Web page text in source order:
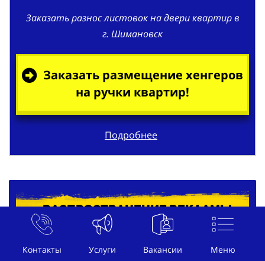
Контакты Услуги Вакансии Меню
Заказать размещение хенгеров
на ручки квартир!
Подробнее
Распространение рекламы
под дворники автомобилей в г.
Шимановск